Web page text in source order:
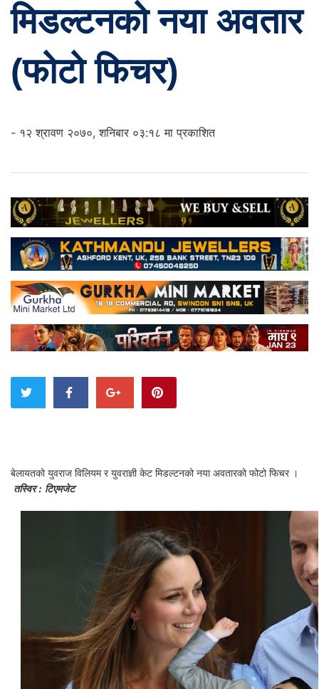
मिडल्टनको नया अवतार
(फोटो फिचर)
- १२ श्रावण २०७०, शनिबार ०३:१८ मा प्रकाशित
बेलायतको युवराज विलियम र युवराज्ञी केट मिडल्टनको नया अवतारको फोटो फिचर ।
तस्विर : टिएमजेट